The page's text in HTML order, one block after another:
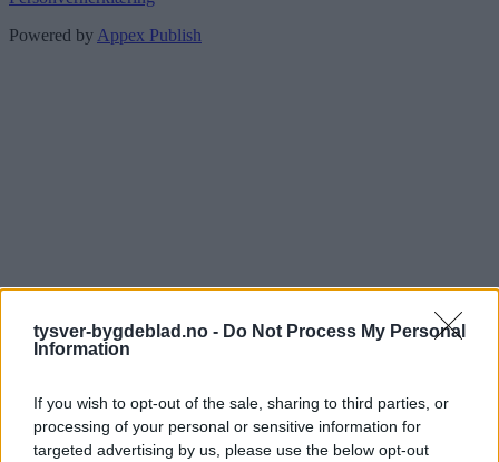
tysver-bygdeblad.no - Do Not Process My Personal
Information
If you wish to opt-out of the sale, sharing to third parties, or
processing of your personal or sensitive information for
targeted advertising by us, please use the below opt-out
Powered by Appex Publish